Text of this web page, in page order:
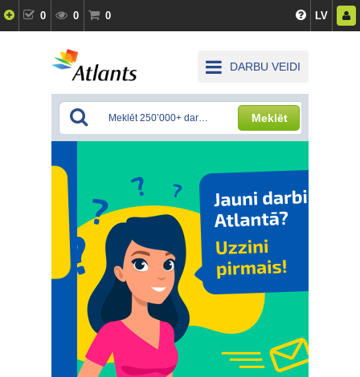
0 0 0 LV
DARBU VEIDI
Meklēt